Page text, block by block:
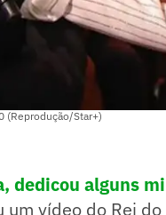
(Reprodução/Star+)
dedicou alguns
um vídeo do Rei